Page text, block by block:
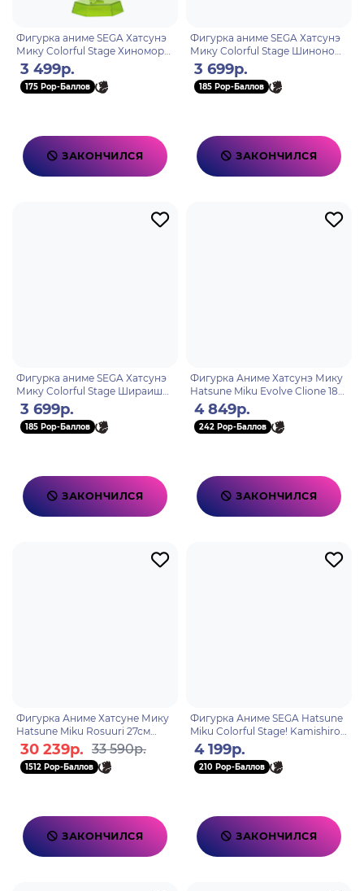
Фигурка аниме SEGA Хатсунэ
Мику Colorful Stage Хиномори
Шизуку Hinomori Shizuku 16см
40774
3 499р.
175 Pop-Баллов
ЗАКОНЧИЛСЯ
Фигурка аниме SEGA Хатсунэ
Мику Colorful Stage Шинономэ
Акито Shinonome Akito 16см
40859
3 699р.
185 Pop-Баллов
ЗАКОНЧИЛСЯ
Фигурка аниме SEGA Хатсунэ
Мику Colorful Stage Шираиши
Ан Shiraishi An 16см 40842
3 699р.
185 Pop-Баллов
ЗАКОНЧИЛСЯ
Фигурка Аниме Хатсунэ Мику
Hatsune Miku Evolve Clione 18
см BP29174P
4 849р.
242 Pop-Баллов
ЗАКОНЧИЛСЯ
Фигурка Аниме Хатсуне Мику
Hatsune Miku Rosuuri 27см
4571614654676
30 239р. 33 590р.
1512 Pop-Баллов
ЗАКОНЧИЛСЯ
Фигурка Аниме SEGA Hatsune
Miku Colorful Stage! Kamishiro
Rui 17см 4582733443508
4 199р.
210 Pop-Баллов
ЗАКОНЧИЛСЯ